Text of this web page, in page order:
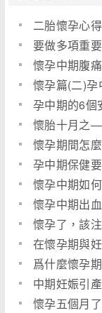
二胎懷孕心
要做多項重
懷孕中期腹痛
懷孕篇(二)孕
孕中期的6個
懷胎十月之
懷孕期間怎
孕中期保健
懷孕中期如
懷孕中期出血
懷孕了，該
在懷孕期與
爲什麼懷孕
中期妊娠引
懷孕五個月了